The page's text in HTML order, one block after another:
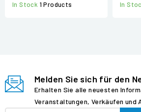
In Stock 1 Products In
Melden Sie sich für den
Erhalten Sie alle neuesten
Veranstaltungen, Verkäufen und